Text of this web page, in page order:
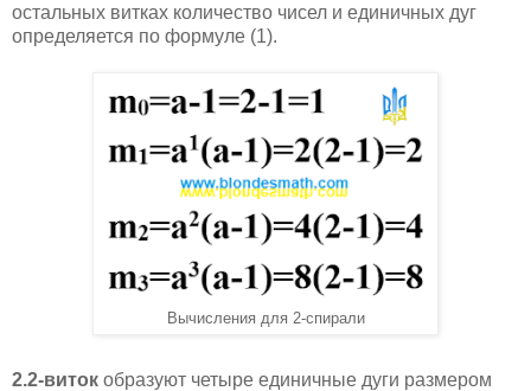
остальных витках количество чисел и единичных дуг
определяется по формуле (1).
Вычисления для 2-спирали
2.2-виток образуют четыре единичные дуги размером